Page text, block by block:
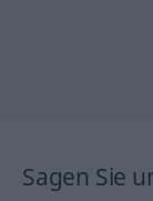
Sagen Sie